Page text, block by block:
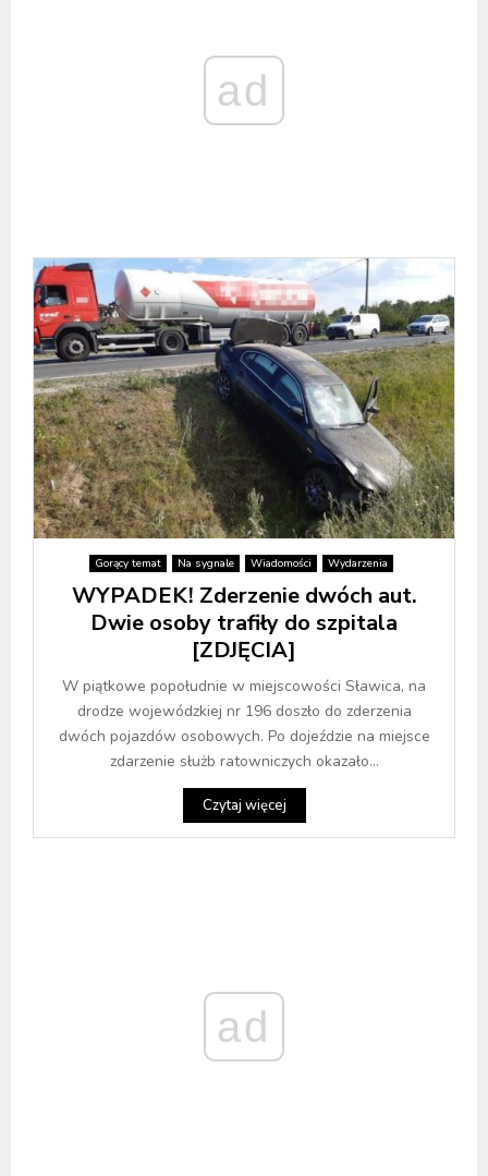
ad
Gorący temat Na sygnale Wiadomości Wydarzenia
WYPADEK! Zderzenie dwóch aut.
Dwie osoby trafiły do szpitala
[ZDJĘCIA]
W piątkowe popołudnie w miejscowości Sławica, na
drodze wojewódzkiej nr 196 doszło do zderzenia
dwóch pojazdów osobowych. Po dojeździe na miejsce
zdarzenie służb ratowniczych okazało...
Czytaj więcej
ad